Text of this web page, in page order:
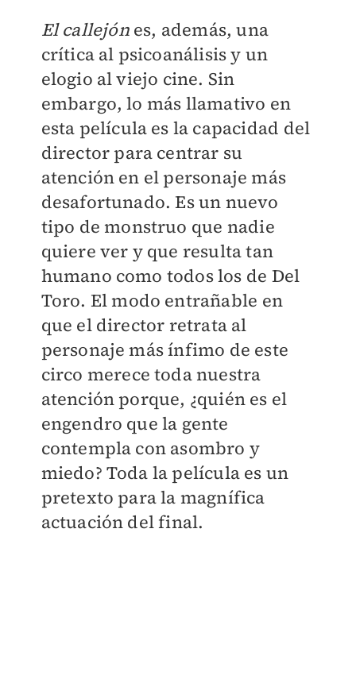
El callejónes, además, una
crítica al psicoanálisis y un
elogio al viejo cine. Sin
embargo, lo más llamativo en
esta película es la capacidad del
director para centrar su
atención en el personaje más
desafortunado. Es un nuevo
tipo de monstruo que nadie
quiere ver y que resulta tan
humano como todos los de Del
Toro. El modo entrañable en
que el director retrata al
personaje más ínfimo de este
circo merece toda nuestra
atención porque, ¿quién es el
engendro que la gente
contempla con asombro y
miedo? Toda la película es un
pretexto para la magnífica
actuación del final.